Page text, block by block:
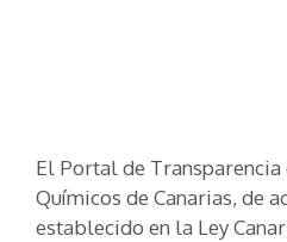
El Portal de
Químicos de Canarias, de
establecido en la Ley